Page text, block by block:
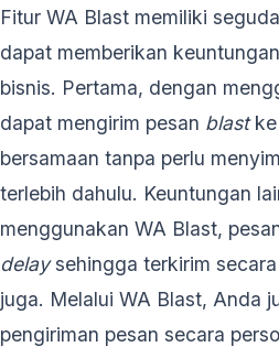
Fitur WA Blast memiliki
dapat memberikan
bisnis. Pertama, dengan
dapat mengirim pesan blastke
bersamaan tanpa perlu
terlebih dahulu. Keuntungan
menggunakan WA Blast,
delaysehingga terkirim secara
juga. Melalui WA Blast, Anda
pengiriman pesan secara